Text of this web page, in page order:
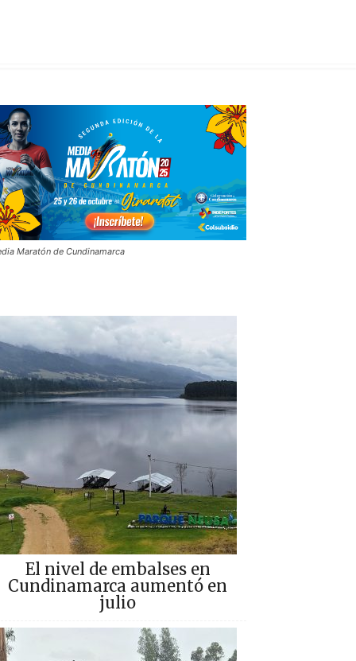
Maratón de Cundinamarca
El nivel de embalses en
Cundinamarca aumentó en
julio